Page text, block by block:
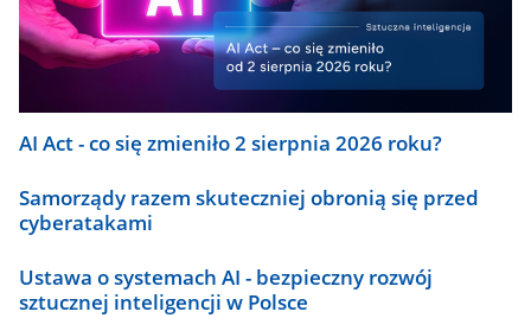
AI Act - co się zmieniło 2 sierpnia 2026 roku?
Samorządy razem skuteczniej obronią się przed
cyberatakami
Ustawa o systemach AI - bezpieczny rozwój
sztucznej inteligencji w Polsce